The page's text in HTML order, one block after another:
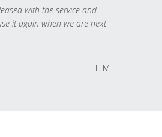
with the service and
it again when we are next
T. M.